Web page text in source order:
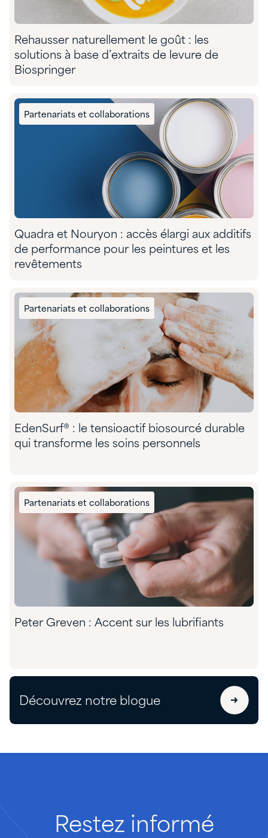
Rehausser naturellement le goût : les
solutions à base d’extraits de levure de
Biospringer
Partenariats et collaborations
Quadra et Nouryon : accès élargi aux additifs
de performance pour les peintures et les
revêtements
Partenariats et collaborations
EdenSurf® : le tensioactif biosourcé durable
qui transforme les soins personnels
Partenariats et collaborations
Peter Greven : Accent sur les lubrifiants
Découvrez notre blogue
Restez informé